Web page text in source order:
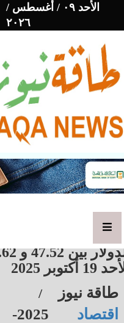
الأحد ٠٩ / أغسطس /
٢٠٢٦
أكتوبر 2025
طاقة نيوز /
اقتصاد
2025-